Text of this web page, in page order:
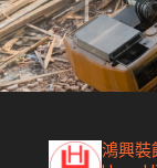
鴻興裝